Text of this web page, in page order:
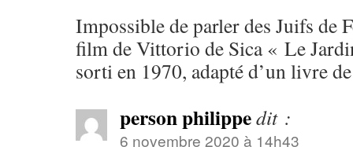
Impossible de parler des Juifs de
film de Vittorio de Sica « Le
sorti en 1970, adapté d’un livre
person philippedit :
6 novembre 2020 à 14h43